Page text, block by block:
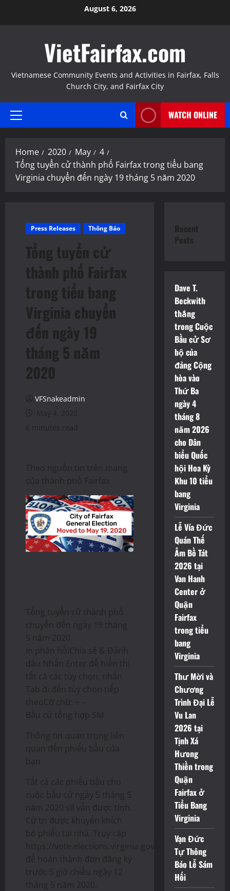
August 6, 2026
VietFairfax.com
Vietnamese Community Events and Activities in Fairfax, Falls
Church City, and Fairfax City
Primary
WATCH ONLINE
Home 2020 May
4
Tổng tuyển cử thành phố Fairfax trong tiểu bang
Virginia chuyển đến ngày 19 tháng 5 năm 2020
Press Releases Thông Báo
Tổng tuyển cử
thành phố Fairfax
trong tiểu bang
Virginia chuyển
đến ngày 19
tháng 5 năm
2020
VFSnakeadmin
May 4, 2020
6 minutes read
Theo nguồn tin trên mạng
của thành phố Fairfax
Tổng tuyển cử thành phố
chuyển đến ngày 19 tháng
5 năm 2020
In phản hồiChia sẻ & Đánh
dấu Nhấn Enter để hiển thị
tất cả các tùy chọn, nhấn
Tab đi đến tùy chọn tiếp
theoCỡ chữ: + –
Bầu cử tổng hợp SM
Thông tin quan trọng liên
quan đến phiếu bầu của
bạn
Tất cả các phiếu bầu cho
cuộc bầu cử ngày 5 tháng 5
năm 2020 sẽ vẫn được tính.
Cử tri được khuyến khích
bỏ phiếu tại nhà. Truy cập
https://vote.elections.virginia.gov/
để hoàn thành đơn đăng ký
trước 5 giờ chiều ngày 12
tháng 5 năm 2020.
Recent
Posts
Dave T.
Beckwith
thắng
trong Cuộc
Bầu cử Sơ
bộ của
đảng Cộng
hòa vào
Thứ Ba
ngày 4
tháng 8
năm 2026
cho Dân
biểu Quốc
hội Hoa Kỳ
Khu 10 tiểu
bang
Virginia
Lễ Vía Đức
Quán Thế
Âm Bồ Tát
2026 tại
Van Hanh
Center ở
Quận
Fairfax
trong tiểu
bang
Virginia
Thư Mời và
Chương
Trình Đại Lễ
Vu Lan
2026 tại
Tịnh Xá
Hưong
Thiền trong
Quận
Fairfax ở
Tiểu Bang
Virginia
Vạn Đức
Tự Thông
Báo Lễ Sám
Hối